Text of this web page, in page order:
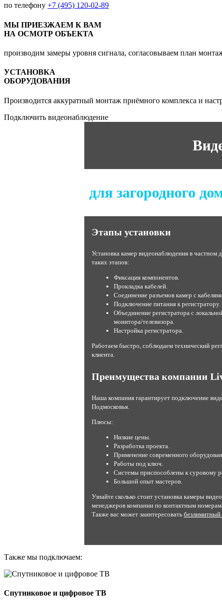
по телефону +7 (495) 120-02-89
МЫ ПРИЕЗЖАЕМ К ВАМ
НА ОСМОТР ОБЪЕКТА
производим замеры уровня сигнала, согласовываем план
УСТАНОВКА
ОБОРУДОВАНИЯ
Производится аккуратный монтаж приёмного комплекса и
Подключить видеонаблюдение
для загородного
Этапы установки
Установка камер видеонаблюдения в частном
таких этапов:
Фиксация компонентов.
Прокладка кабелей.
Соединение разъемов камер с
Подключение питания к регистратору.
Объединение регистратора с
монитора/телевизора.
Настройка регистратора.
Работаем быстро, соблюдаем технический
клиента.
Преимущества компании
Наша компания гарантирует подключение
Подмосковья.
Плюсы:
Низкие цены.
Разработка проекта.
Применение современного
Работы под ключ.
Системы приспособлены к суровому
Большой опыт мастеров.
Узнайте сколько стоит установка камеры
менеджеров компании по контактным номерам.
Также вас может заинтересовать безлимитный
Также мы подключаем:
Спутниковое и цифровое ТВ